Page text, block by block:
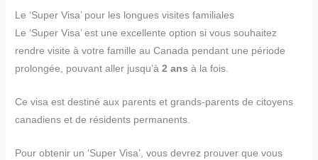
Le ‘Super Visa’ pour les longues visites familiales
Le ‘Super Visa’ est une excellente option si vous souhaitez
rendre visite à votre famille au Canada pendant une période
prolongée, pouvant aller jusqu’à2 ans à la fois.
Ce visa est destiné aux parents et grands-parents de citoyens
canadiens et de résidents permanents.
Pour obtenir un ‘Super Visa’, vous devrez prouver que vous